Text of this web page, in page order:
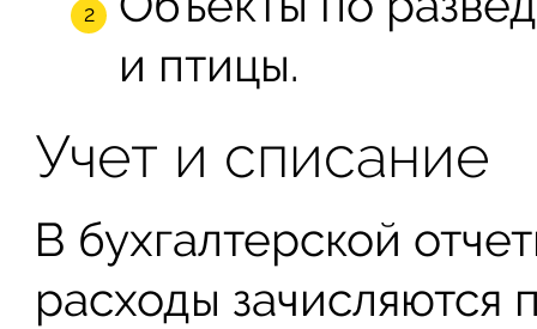
и птицы.
Учет и списание
В бухгалтерской
расходы зачисляются